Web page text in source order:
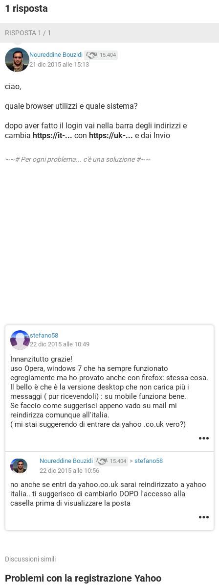
1 risposta
RISPOSTA 1 / 1
Noureddine Bouzidi 15.404
21 dic 2015 alle 15:13
ciao,
quale browser utilizzi e quale sistema?
dopo aver fatto il login vai nella barra degli indirizzi e
cambia https://it-... con https://uk-... e dai Invio
~~# Per ogni problema... c'è una soluzione #~~
stefano58
22 dic 2015 alle 10:49
Innanzitutto grazie!
uso Opera, windows 7 che ha sempre funzionato
egregiamente ma ho provato anche con firefox: stessa cosa.
Il bello è che è la versione desktop che non carica più i
messaggi ( pur ricevendoli) : su mobile funziona bene.
Se faccio come suggerisci appeno vado su mail mi
reindirizza comunque all'italia.
( mi stai suggerendo di entrare da yahoo .co.uk vero?)
Noureddine Bouzidi 15.404 > stefano58
22 dic 2015 alle 10:56
no anche se entri da yahoo.co.uk sarai reindirizzato a yahoo
italia.. ti suggerisco di cambiarlo DOPO l'accesso alla
casella prima di visualizzare la posta
Discussioni simili
Problemi con la registrazione Yahoo